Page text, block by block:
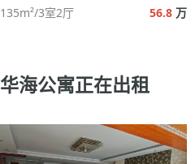
135m²/3室2厅 56.8 万
华海公寓正在出租